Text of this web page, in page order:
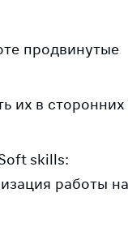
продвинутые
их в сторонних
skills:
работы